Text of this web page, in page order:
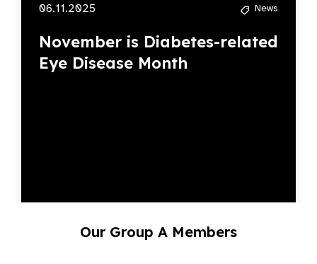
06.11.2025 News
November is Diabetes-related
Eye Disease Month
Our Group A Members